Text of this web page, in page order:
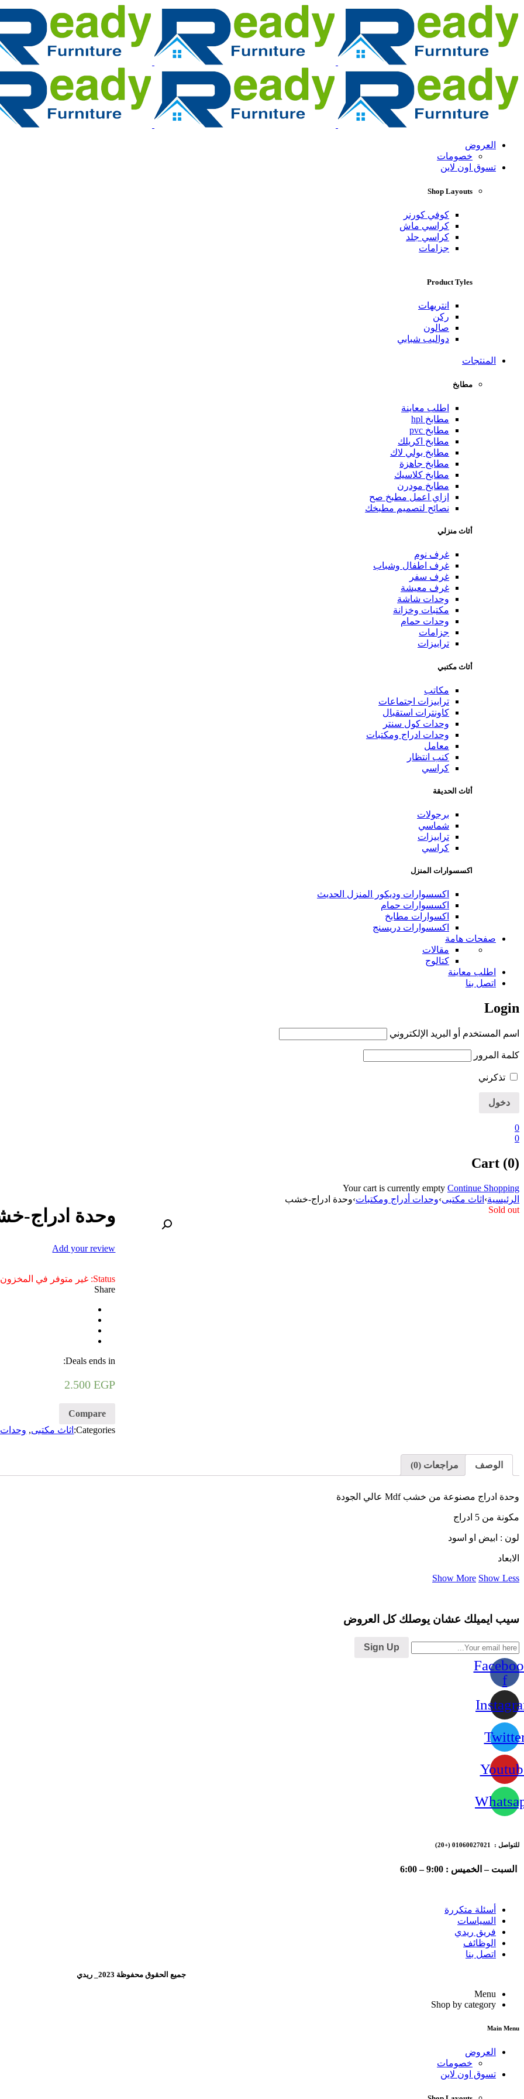
العروض
خصومات
تسوق اون لاين
Shop Layouts
كوفي كورنر
كراسي ماش
كراسي جلد
جزامات
Product Tyles
انتريهات
ركن
صالون
دواليب شبابي
المنتجات
مطابخ
اطلب معاينة
مطابخ hpl
مطابخ pvc
مطابخ اكريلك
مطابخ بولي لاك
مطابخ جاهزة
مطابخ كلاسيك
مطابخ مودرن
ازاي اعمل مطبخ صح
نصائح لتصميم مطبخك
أثاث منزلي
غرف نوم
غرف اطفال وشباب
غرف سفر
غرف معيشة
وحدات شاشة
مكتبات وخزانة
وحدات حمام
جزامات
ترابيزات
أثاث مكتبي
مكاتب
ترابيزات اجتماعات
كاونترات استقبال
وحدات كول سنتر
وحدات ادراج ومكتبات
معامل
كنب انتظار
كراسي
أثاث الحديقة
برجولات
شماسي
ترابيزات
كراسي
اكسسوارات المنزل
اكسسوارات وديكور المنزل الحديث
اكسسوارات حمام
اكسوارات مطابخ
اكسسوارات دريسنج
صفحات هامة
مقالات
كتالوج
اطلب معاينة
اتصل بنا
Login
اسم المستخدم أو البريد الإلكتروني
كلمة المرور
تذكرني
0
0
Cart (0)
Your cart is currently empty Continue Shopping
الرئيسية› اثاث مكتبى›وحدات أدراج ومكتبات›وحدة ادراج-خشب
Sold out
وحدة ادراج-
Add your review
Status: غير متوفر في المخزون
Share
Deals ends in:
2.500EGP
Compare
Categories: اثاث مكتبى, وحدات
الوصف مراجعات (0)
وحدة ادراج مصنوعة من خشب Mdf عالي الجودة
مكونة من 5 ادراج
لون : ابيض او اسود
الابعاد
Show More Show Less
سيب ايميلك عشان يوصلك كل العروض
Sign Up
f
للتواصل : 01060027021 (+20)
السبت – الخميس : 9:00 – 6:00
أسئلة متكررة
السياسات
فريق ريدي
الوظائف
اتصل بنا
جميع الحقوق محفوظة 2023_ ريدي
Menu
Shop by category
Main Menu
العروض
خصومات
تسوق اون لاين